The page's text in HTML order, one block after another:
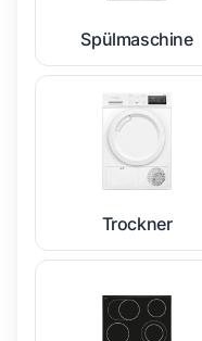
Spülmaschine
Trockner